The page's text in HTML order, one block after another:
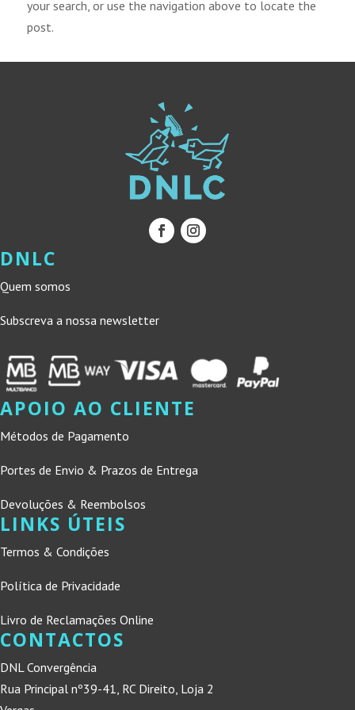
your search, or use the navigation above to locate the
post.
DNLC
Quem somos
Subscreva a nossa newsletter
APOIO AO CLIENTE
Métodos de Pagamento
Portes de Envio & Prazos de Entrega
Devoluções & Reembolsos
LINKS ÚTEIS
Termos & Condições
Política de Privacidade
Livro de Reclamações Online
CONTACTOS
DNL Convergência
Rua Principal nº39-41, RC Direito, Loja 2